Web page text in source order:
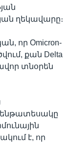
ղեկավարը։
որ Omicron-
քան Delta
տնօրեն
ենթատեսակը
է, որ